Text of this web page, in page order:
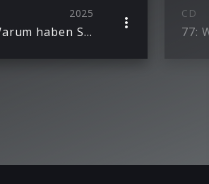
2025
78: Warum haben Schafe Locken?
CD